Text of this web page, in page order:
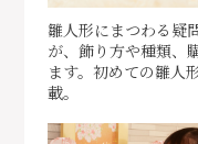
雛人形にまつわる疑
が、飾り方や種類、
ます。初めての雛人
載。